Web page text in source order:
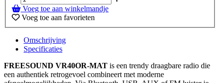
Voeg toe aan winkelmandje
Voeg toe aan favorieten
Omschrijving
Specificaties
FREESOUND VR40OR-MAT is een trendy draagbare radio die
een authentiek retrogevoel combineert met moderne